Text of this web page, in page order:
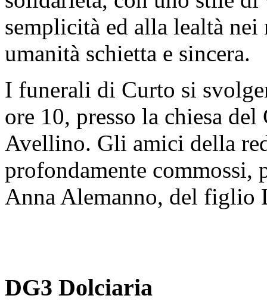
semplicità ed alla lealtà
umanità schietta e sincera.
I funerali di Curto si
ore 10, presso la chiesa
Avellino. Gli amici della
profondamente commossi,
Anna Alemanno, del
DG3 Dolciaria